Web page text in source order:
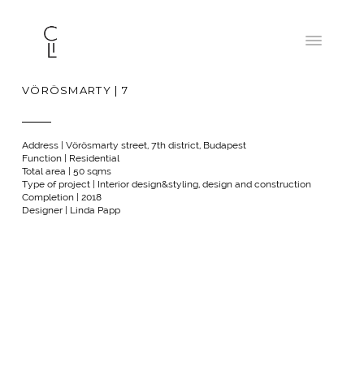
VÖRÖSMARTY | 7
Address | Vörösmarty street, 7th district, Budapest
Function | Residential
Total area | 50 sqms
Type of project | Interior design&styling, design and construction
Completion | 2018
Designer | Linda Papp